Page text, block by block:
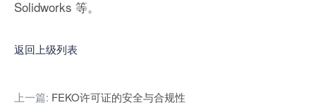
Solidworks 等。
返回上级列表
上一篇: FEKO许可证的安全与合规性